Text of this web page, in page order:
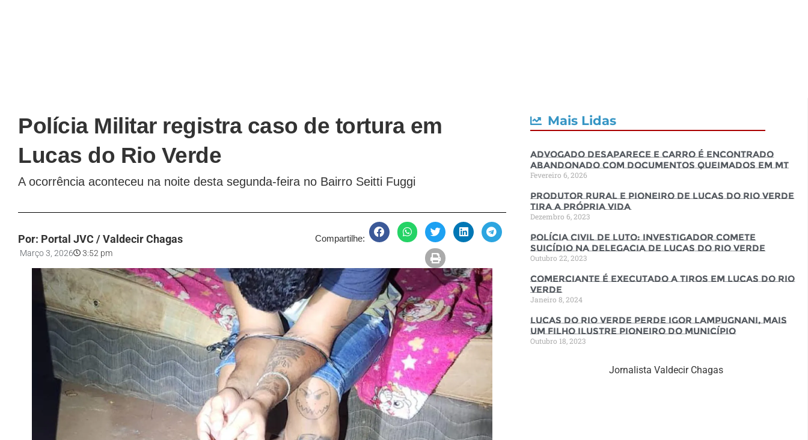
Polícia Militar registra caso de tortura em
Lucas do Rio Verde
A ocorrência aconteceu na noite desta segunda-feira no Bairro Seitti Fuggi
Por: Portal JVC / Valdecir Chagas
Março 3, 2026 3:52 pm
Compartilhe:
Mais Lidas
Advogado desaparece e carro é encontrado
abandonado com documentos queimados em MT
Fevereiro 6, 2026
Produtor rural e pioneiro de Lucas do Rio Verde
tira a própria vida
Dezembro 6, 2023
Polícia Civil de luto: Investigador comete
suicídio na Delegacia de Lucas do Rio Verde
Outubro 22, 2023
Comerciante é executado a tiros em Lucas do Rio
Verde
Janeiro 8, 2024
Lucas do Rio Verde perde Igor Lampugnani, mais
um filho ilustre pioneiro do município
Outubro 18, 2023
Jornalista Valdecir Chagas